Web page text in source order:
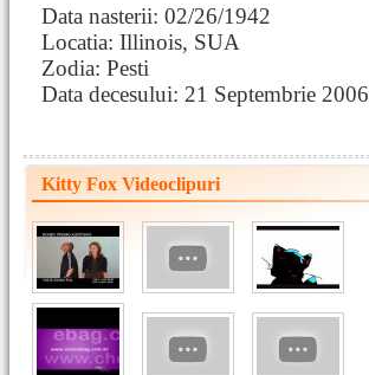
Data nasterii: 02/26/1942
Locatia: Illinois, SUA
Zodia: Pesti
Data decesului: 21 Septembrie 2006
Kitty Fox Videoclipuri